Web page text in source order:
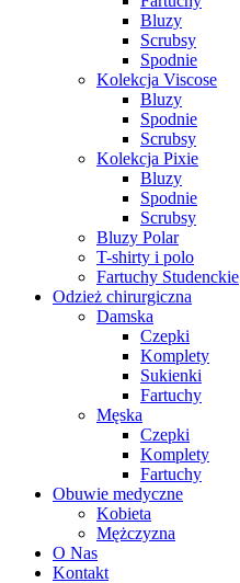
Bluzy
Scrubsy
Spodnie
Kolekcja Viscose
Bluzy
Spodnie
Scrubsy
Kolekcja Pixie
Bluzy
Spodnie
Scrubsy
Bluzy Polar
T-shirty i polo
Fartuchy Studenckie
Odzież chirurgiczna
Damska
Czepki
Komplety
Sukienki
Fartuchy
Męska
Czepki
Komplety
Fartuchy
Obuwie medyczne
Kobieta
Mężczyzna
O Nas
Kontakt